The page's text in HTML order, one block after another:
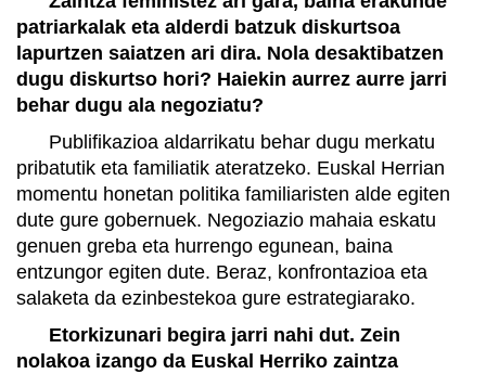
patriarkalak eta alderdi batzuk diskurtsoa
lapurtzen saiatzen ari dira. Nola desaktibatzen
dugu diskurtso hori? Haiekin aurrez aurre jarri
behar dugu ala negoziatu?
Publifikazioa aldarrikatu behar dugu merkatu
pribatutik eta familiatik ateratzeko. Euskal Herrian
momentu honetan politika familiaristen alde egiten
dute gure gobernuek. Negoziazio mahaia eskatu
genuen greba eta hurrengo egunean, baina
entzungor egiten dute. Beraz, konfrontazioa eta
salaketa da ezinbestekoa gure estrategiarako.
Etorkizunari begira jarri nahi dut. Zein
nolakoa izango da Euskal Herriko zaintza